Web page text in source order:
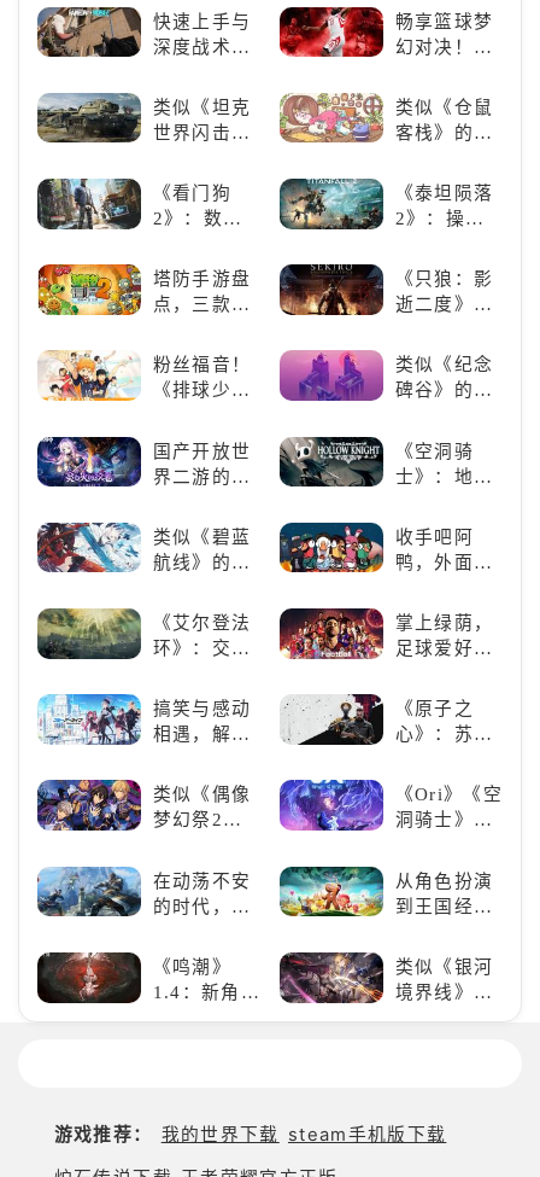
决斗》，牌
佬都爱玩的
游戏是啥
丘》
快速上手与
深度战术兼
六号M》是
否值得入
手？
畅享篮球梦
幻对决！
2K24梦幻球
队》类似游
戏精选
类似《坦克
世界闪击
（WOTB）
的军事类游
爱的装备出
发吧！
类似《仓鼠
客栈》的萌
荐！快来养
赛博宠物
《看门狗
2》：数字
狂欢
《泰坦陨落
2》：操控
未来战场；
跑酷突袭，
塔防手游盘
点，三款不
防佳作
《只狼：影
逝二度》：
魄的忍者之
旅
粉丝福音！
《排球少
HIGH!!》手
游还原经典
名场面
类似《纪念
碑谷》的解
荐：体验沉
浸式解谜，
国产开放世
界二游的里
神》
《空洞骑
士》：地下
探索与极致
冒险
类似《碧蓝
航线》的养
养成你的梦
想！
收手吧阿
鸭，外面全
《艾尔登法
环》：交界
奇与魂系新
巅峰
掌上绿荫，
足球爱好者
况足球》
搞笑与感动
相遇，解锁
的魅力
《原子之
心》：苏联
游戏盛宴与
瑕疵
类似《偶像
梦幻祭2》
游推荐：完
美还原偶像
魅力，共同
像团
《Ori》《空
洞骑士》
胞》横向对
比，不知道
入手那个看
在动荡不安
的时代，踏
从角色扮演
到王国经
游为何能俘
获玩家心？
《鸣潮》
1.4：新角
色、新剧
类似《银河
境界线》的
二次元战棋
游戏推荐： 我的世界下载 steam手机版下载